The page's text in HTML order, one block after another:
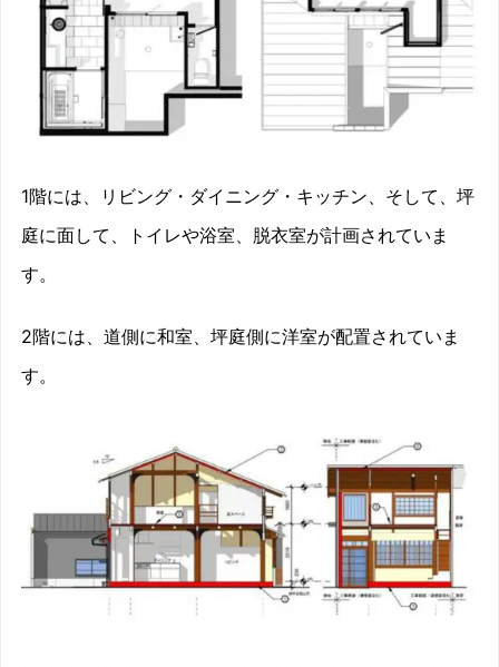
1階には、リビング・ダイニング・キッチン、そして、坪
庭に面して、トイレや浴室、脱衣室が計画されていま
す。
2階には、道側に和室、坪庭側に洋室が配置されていま
す。